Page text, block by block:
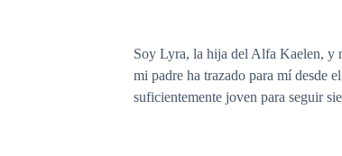
Soy Lyra, la hija del Alfa Kaelen, y
mi padre ha trazado para mí desde
suficientemente joven para seguir